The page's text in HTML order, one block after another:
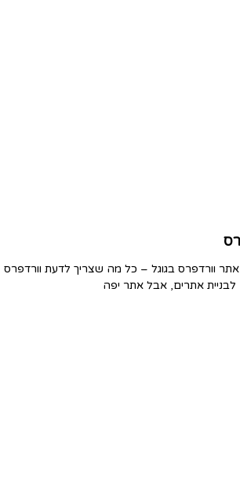
וורדפרס בגוגל – כל מה שצריך לדעת וורדפרס
אתרים, אבל אתר יפה